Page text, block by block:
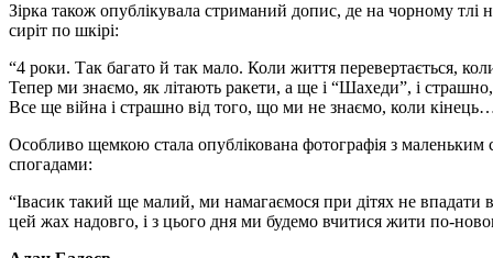
Зірка також опублікувала стриманий допис, де на чорному тлі
сиріт по шкірі:
“4 роки. Так багато й так мало. Коли життя перевертається,
Тепер ми знаємо, як літають ракети, а ще і “Шахеди”, і
Все ще війна і страшно від того, що ми не знаємо, коли
Особливо щемкою стала опублікована фотографія з
спогадами:
“Івасик такий ще малий, ми намагаємося при дітях не впадати
цей жах надовго, і з цього дня ми будемо вчитися жити по-